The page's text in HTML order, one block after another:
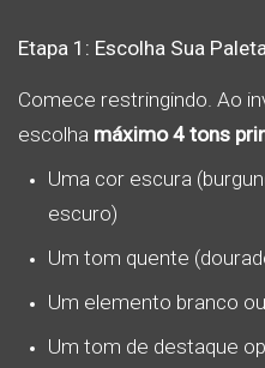
Etapa 1: Escolha Sua
Comece restringindo. Ao
escolha máximo 4 tons
Uma cor escura
escuro)
Um tom quente
Um elemento branco
Um tom de destaque